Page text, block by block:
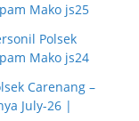
Mako js25
Polsek
Mako js24
Carenang –
July-26 |